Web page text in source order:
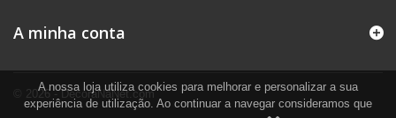
© 2026 - DecoraNaNet.com
A minha conta
A nossa loja utiliza cookies para melhorar e personalizar a sua
experiência de utilização. Ao continuar a navegar consideramos que